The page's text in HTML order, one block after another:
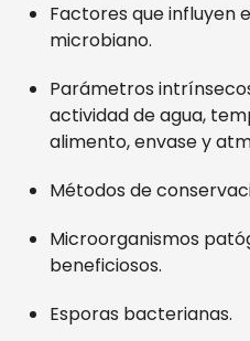
Factores que influyen
microbiano.
Parámetros
actividad de agua,
alimento, envase y
Métodos de
Microorganismos
beneficiosos.
Esporas bacterianas.